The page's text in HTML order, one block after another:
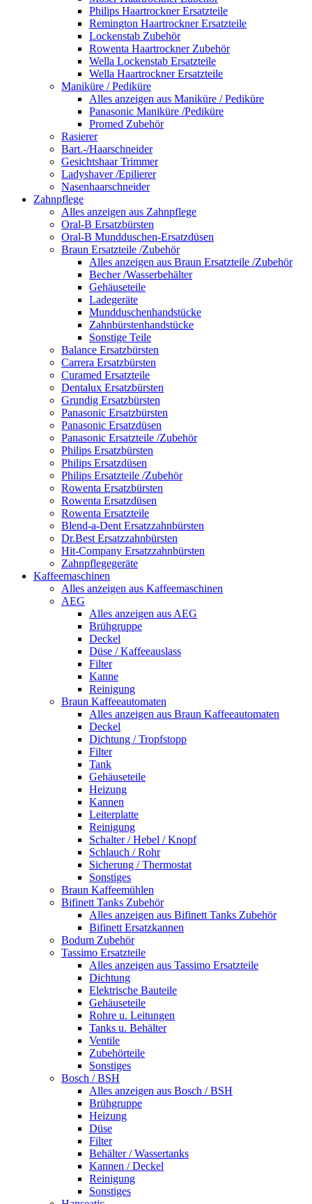
Philips Haartrockner Ersatzteile
Remington Haartrockner Ersatzteile
Lockenstab Zubehör
Rowenta Haartrockner Zubehör
Wella Lockenstab Ersatzteile
Wella Haartrockner Ersatzteile
Maniküre / Pediküre
Alles anzeigen aus Maniküre / Pediküre
Panasonic Maniküre /Pediküre
Promed Zubehör
Rasierer
Bart.-/Haarschneider
Gesichtshaar Trimmer
Ladyshaver /Epilierer
Nasenhaarschneider
Zahnpflege
Alles anzeigen aus Zahnpflege
Oral-B Ersatzbürsten
Oral-B Mundduschen-Ersatzdüsen
Braun Ersatzteile /Zubehör
Alles anzeigen aus Braun Ersatzteile /Zubehör
Becher /Wasserbehälter
Gehäuseteile
Ladegeräte
Mundduschenhandstücke
Zahnbürstenhandstücke
Sonstige Teile
Balance Ersatzbürsten
Carrera Ersatzbürsten
Curamed Ersatzteile
Dentalux Ersatzbürsten
Grundig Ersatzbürsten
Panasonic Ersatzbürsten
Panasonic Ersatzdüsen
Panasonic Ersatzteile /Zubehör
Philips Ersatzbürsten
Philips Ersatzdüsen
Philips Ersatzteile /Zubehör
Rowenta Ersatzbürsten
Rowenta Ersatzdüsen
Rowenta Ersatzteile
Blend-a-Dent Ersatzzahnbürsten
Dr.Best Ersatzzahnbürsten
Hit-Company Ersatzzahnbürsten
Zahnpflegegeräte
Kaffeemaschinen
Alles anzeigen aus Kaffeemaschinen
AEG
Alles anzeigen aus AEG
Brühgruppe
Deckel
Düse / Kaffeeauslass
Filter
Kanne
Reinigung
Braun Kaffeeautomaten
Alles anzeigen aus Braun Kaffeeautomaten
Deckel
Dichtung / Tropfstopp
Filter
Tank
Gehäuseteile
Heizung
Kannen
Leiterplatte
Reinigung
Schalter / Hebel / Knopf
Schlauch / Rohr
Sicherung / Thermostat
Sonstiges
Braun Kaffeemühlen
Bifinett Tanks Zubehör
Alles anzeigen aus Bifinett Tanks Zubehör
Bifinett Ersatzkannen
Bodum Zubehör
Tassimo Ersatzteile
Alles anzeigen aus Tassimo Ersatzteile
Dichtung
Elektrische Bauteile
Gehäuseteile
Rohre u. Leitungen
Tanks u. Behälter
Ventile
Zubehörteile
Sonstiges
Bosch / BSH
Alles anzeigen aus Bosch / BSH
Brühgruppe
Heizung
Düse
Filter
Behälter / Wassertanks
Kannen / Deckel
Reinigung
Sonstiges